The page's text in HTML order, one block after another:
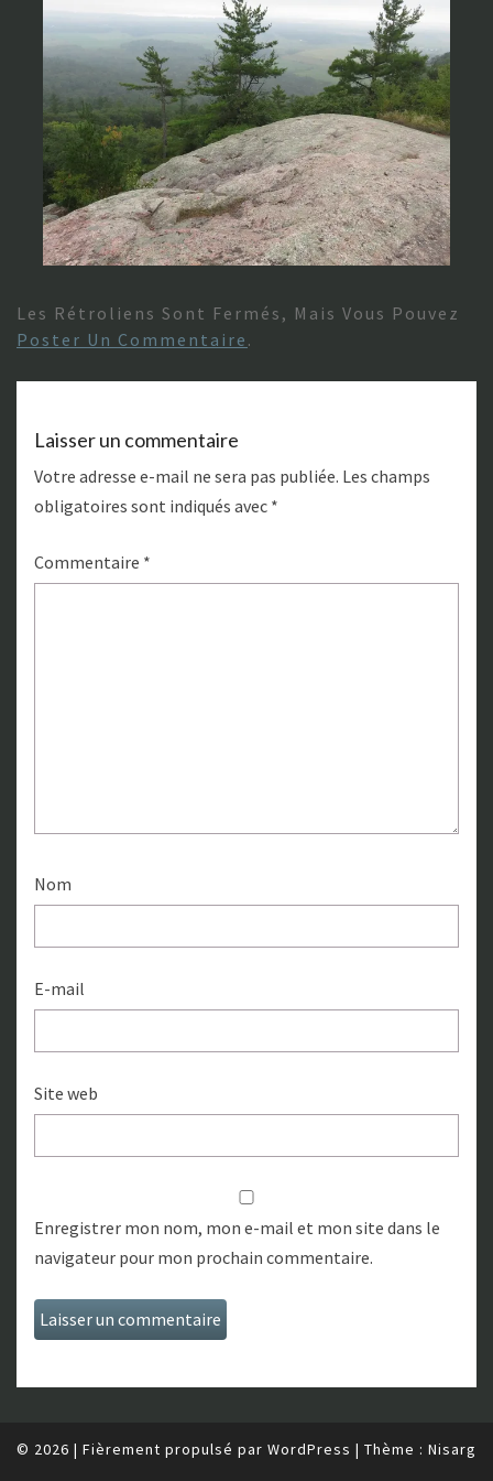
Les Rétroliens Sont Fermés, Mais Vous Pouvez
Poster Un Commentaire .
Laisser un commentaire
Votre adresse e-mail ne sera pas publiée. Les champs
obligatoires sont indiqués avec *
Commentaire *
Nom
E-mail
Site web
Enregistrer mon nom, mon e-mail et mon site dans le
navigateur pour mon prochain commentaire.
© 2026 | Fièrement propulsé par WordPress | Thème : Nisarg